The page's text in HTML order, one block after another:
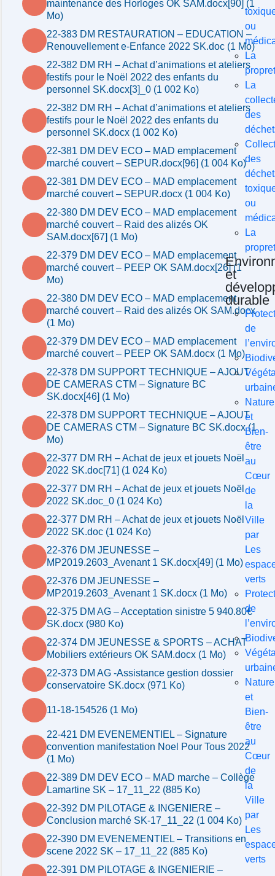
ou
La
La
des
des
ou
La
et
durable
de
Nature
et
Bien-
être
au
Cœur
de
la
Ville
par
Les
verts
de
Nature
et
Bien-
être
au
Cœur
de
la
Ville
par
Les
verts
maintenance des Horloges OK SAM.docx[90] (1
Mo)
22-383 DM RESTAURATION – EDUCATION –
Renouvellement e-Enfance 2022 SK.doc (1 Mo)
22-382 DM RH – Achat d’animations et ateliers
festifs pour le Noël 2022 des enfants du
personnel SK.docx[3]_0 (1 002 Ko)
22-382 DM RH – Achat d’animations et ateliers
festifs pour le Noël 2022 des enfants du
personnel SK.docx (1 002 Ko)
22-381 DM DEV ECO – MAD emplacement
marché couvert – SEPUR.docx[96] (1 004 Ko)
22-381 DM DEV ECO – MAD emplacement
marché couvert – SEPUR.docx (1 004 Ko)
22-380 DM DEV ECO – MAD emplacement
marché couvert – Raid des alizés OK
SAM.docx[67] (1 Mo)
22-379 DM DEV ECO – MAD emplacement
marché couvert – PEEP OK SAM.docx[26] (1
Mo)
22-380 DM DEV ECO – MAD emplacement
marché couvert – Raid des alizés OK SAM.docx
(1 Mo)
22-379 DM DEV ECO – MAD emplacement
marché couvert – PEEP OK SAM.docx (1 Mo)
22-378 DM SUPPORT TECHNIQUE – AJOUT
DE CAMERAS CTM – Signature BC
SK.docx[46] (1 Mo)
22-378 DM SUPPORT TECHNIQUE – AJOUT
DE CAMERAS CTM – Signature BC SK.docx (1
Mo)
22-377 DM RH – Achat de jeux et jouets Noël
2022 SK.doc[71] (1 024 Ko)
22-377 DM RH – Achat de jeux et jouets Noël
2022 SK.doc_0 (1 024 Ko)
22-377 DM RH – Achat de jeux et jouets Noël
2022 SK.doc (1 024 Ko)
22-376 DM JEUNESSE –
MP2019.2603_Avenant 1 SK.docx[49] (1 Mo)
22-376 DM JEUNESSE –
MP2019.2603_Avenant 1 SK.docx (1 Mo)
22-375 DM AG – Acceptation sinistre 5 940.80€
SK.docx (980 Ko)
22-374 DM JEUNESSE & SPORTS – ACHAT
Mobiliers extérieurs OK SAM.docx (1 Mo)
22-373 DM AG -Assistance gestion dossier
conservatoire SK.docx (971 Ko)
11-18-154526 (1 Mo)
22-421 DM EVENEMENTIEL – Signature
convention manifestation Noel Pour Tous 2022
(1 Mo)
22-389 DM DEV ECO – MAD marche – Collège
Lamartine SK – 17_11_22 (885 Ko)
22-392 DM PILOTAGE & INGENIERE –
Conclusion marché SK-17_11_22 (1 004 Ko)
22-390 DM EVENEMENTIEL – Transitions en
scene 2022 SK – 17_11_22 (885 Ko)
22-391 DM PILOTAGE & INGENIERIE –